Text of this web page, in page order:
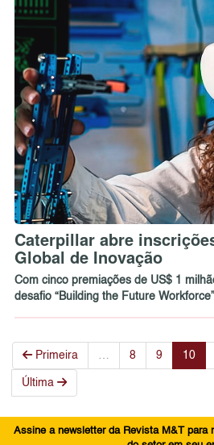
Caterpillar abre
Global de Inovação
Com cinco premiações de US$ 1
desafio “Building the Future
Primeira 8 9 10
Última
Assine a newsletter da Revista M&T para